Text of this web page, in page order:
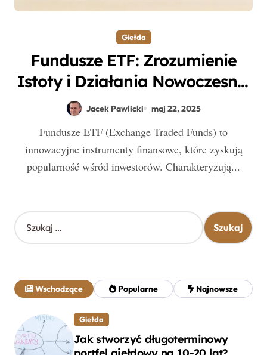
Giełda
Fundusze ETF: Zrozumienie
Istoty i Działania Nowoczesnej
Formy Inwestycji
Jacek Pawlicki maj 22, 2025
Fundusze ETF (Exchange Traded Funds) to
innowacyjne instrumenty finansowe, które zyskują
popularność wśród inwestorów. Charakteryzują...
S
z
j
:
Wschodzące Popularne Najnowsze
Giełda
Jak stworzyć długoterminowy